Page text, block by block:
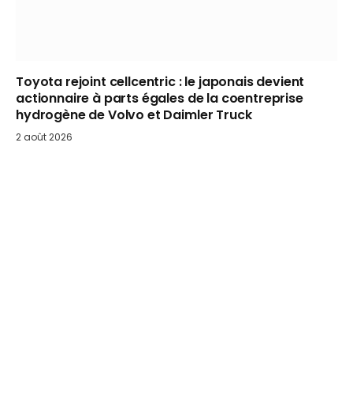
Toyota rejoint cellcentric : le japonais devient
actionnaire à parts égales de la coentreprise
hydrogène de Volvo et Daimler Truck
2 août 2026